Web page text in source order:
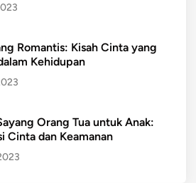
Romantis: Kisah Cinta yang
Kehidupan
Orang Tua untuk Anak:
Cinta dan Keamanan